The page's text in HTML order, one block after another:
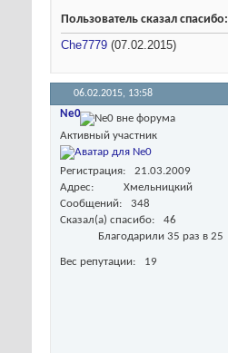
Пользователь сказал cпасибо:
Che7779 (07.02.2015)
06.02.2015, 13:58
Ne0
Активный участник
Регистрация
21.03.2009
Адрес
Хмельницкий
Сообщений
348
Сказал(а) спасибо
46
Благодарили 35 раз в 25
Вес репутации 19